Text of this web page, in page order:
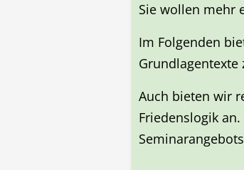
Sie wollen mehr
Im Folgenden
Grundlagentexte
Auch bieten wir
Friedenslogik